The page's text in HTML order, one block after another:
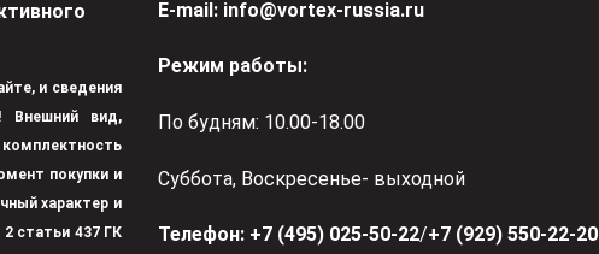
и сведения
Внешний вид,
покупки и
характер и
статьи 437 ГК
Е-mail: info@vortex-russia.ru
Режим работы:
По будням: 10.00-18.00
Суббота, Воскресенье- выходной
Телефон: +7 (495) 025-50-22/+7 (929) 550-22-20